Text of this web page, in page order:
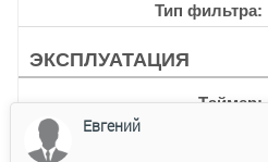
Тип фильтра
ЭКСПЛУАТАЦИЯ
Таймер
Евгений